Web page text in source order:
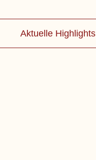
Aktuelle Highlights